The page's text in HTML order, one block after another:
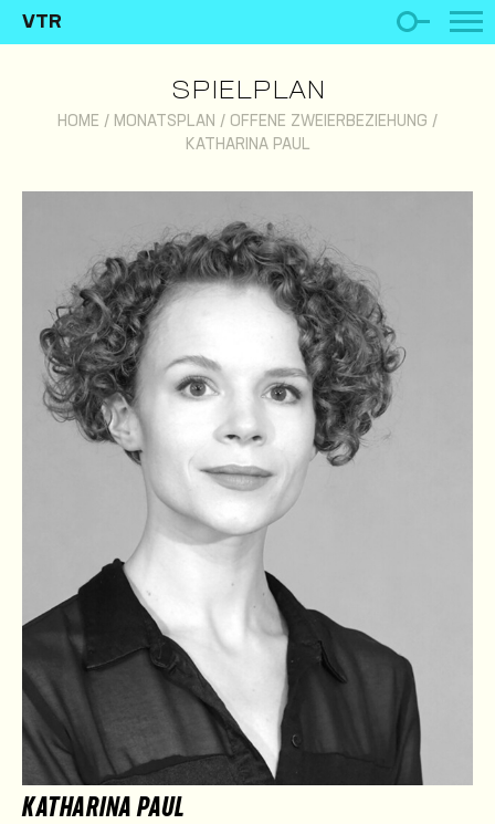
VTR
SPIELPLAN
HOME / MONATSPLAN / OFFENE ZWEIERBEZIEHUNG /
KATHARINA PAUL
KATHARINA PAUL